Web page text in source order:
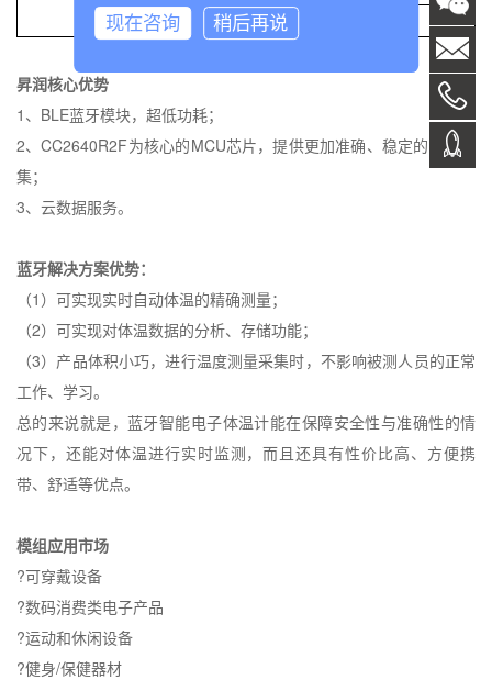
数传
昇润核心优势
1 、 BLE蓝牙模块，超低功耗；
2、CC2640R2F为核心的MCU芯片，提供更加准确、稳定的数据采
集；
3、云数据服务。
蓝牙解决方案优势：
（1 ）可实现实时自动体温的精确测量；
（2）可实现对体温数据的分析、存储功能；
（3）产品体积小巧，进行温度测量采集时，不影响被测人员的正常
工作、学习。
总的来说就是，蓝牙智能电子体温计能在保障安全性与准确性的情
况下，还能对体温进行实时监测，而且还具有性价比高、方便携
带、舒适等优点。
模组应用市场
?可穿戴设备
?数码消费类电子产品
?运动和休闲设备
?健身/保健器材
现在咨询 稍后再说